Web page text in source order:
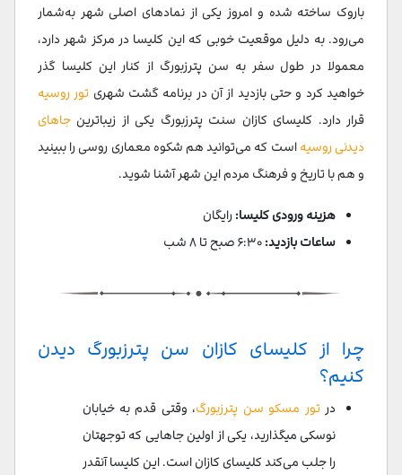
باروک ساخته شده و امروز یکی از نمادهای اصلی شهر به‌شمار
می‌رود. به دلیل موقعیت خوبی که این کلیسا در مرکز شهر دارد،
معمولا در طول سفر به سن پترزبورگ از کنار این کلیسا گذر
خواهید کرد و حتی بازدید از آن در برنامه گشت شهری تور روسیه
قرار دارد. کلیسای کازان سنت پترزبورگ یکی از زیباترین جاهای
دیدنی روسیهاست که می‌توانید هم شکوه معماری روسی را ببینید
و هم با تاریخ و فرهنگ مردم این شهر آشنا شوید.
هزینه ورودی کلیسا:رایگان
ساعات بازدید:
چرا از کلیسای کازان سن پترزبورگ دیدن
کنیم؟
در تور مسکو سن پترزبورگ، وقتی قدم به خیابان
نوسکی میگذارید، یکی از اولین جاهایی که توجهتان
را جلب می‌کند کلیسای کازان است. این کلیسا آنقدر